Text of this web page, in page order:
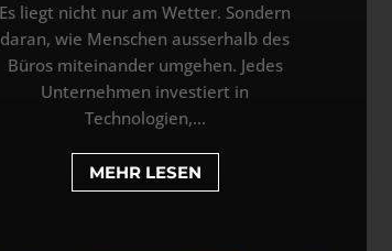
Es liegt nicht nur am Wetter. Sondern
daran, wie Menschen ausserhalb des
Büros miteinander umgehen. Jedes
Unternehmen investiert in
Technologien,...
MEHR LESEN